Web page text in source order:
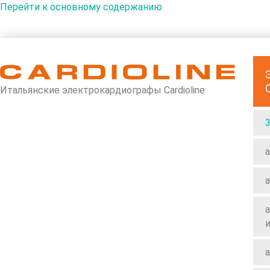
Перейти к основному содержанию
Итальянские электрокардиографы Cardioline